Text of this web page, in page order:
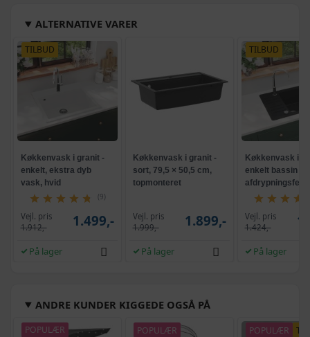
ALTERNATIVE VARER
TILBUD
Køkkenvask i granit -
enkelt, ekstra dyb
vask, hvid
(9)
Vejl. pris
1.912,-
1.499,-
På lager
Køkkenvask i granit -
sort, 79,5 × 50,5 cm,
topmonteret
Vejl. pris
1.999,-
1.899,-
På lager
TILBUD
Køkkenvask i
enkelt bassin
afdrypningsfelt,
Vejl. pris
1.424,-
På lager
ANDRE KUNDER KIGGEDE OGSÅ PÅ
POPULÆR POPULÆR POPULÆR